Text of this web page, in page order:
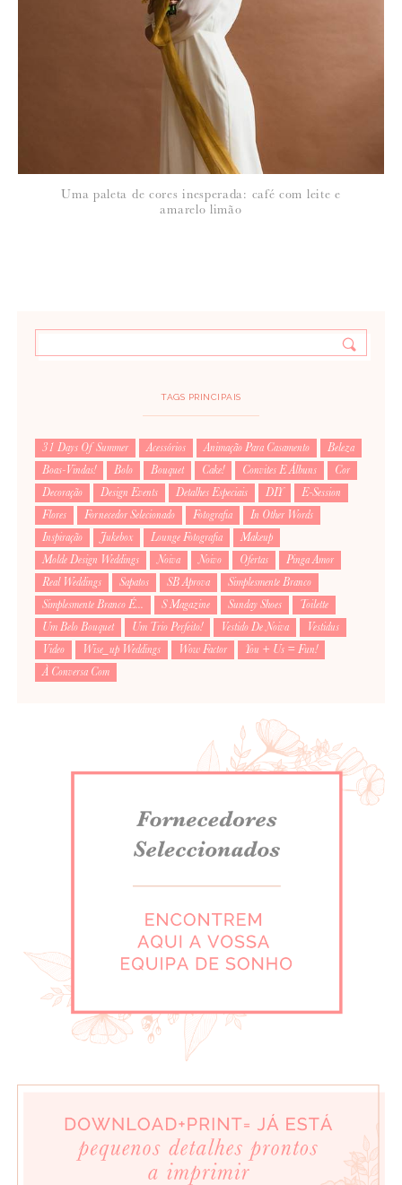
Uma paleta de cores inesperada: café com leite e
amarelo limão
TAGS PRINCIPAIS
31 Days Of Summer Acessórios Animação Para Casamento
Beleza
Boas-Vindas!
Bolo Bouquet Cake! Convites E Álbuns
Cor
Decoração
Design Events Detalhes Especiais DIY
E-Session
Flores
Fornecedor Selecionado Fotografia
In Other Words
Inspiração
Jukebox Lounge Fotografia
Makeup
Molde Design Weddings
Noiva Noivo Ofertas
Pinga Amor
Real Weddings
Sapatos SB Aprova
Simplesmente Branco
Simplesmente Branco É...
S Magazine Sunday Shoes
Toilette
Um Belo Bouquet
Um Trio Perfeito! Vestido De Noiva
Vestidus
Video
Wise_up Weddings Wow Factor
You + Us = Fun!
À Conversa Com